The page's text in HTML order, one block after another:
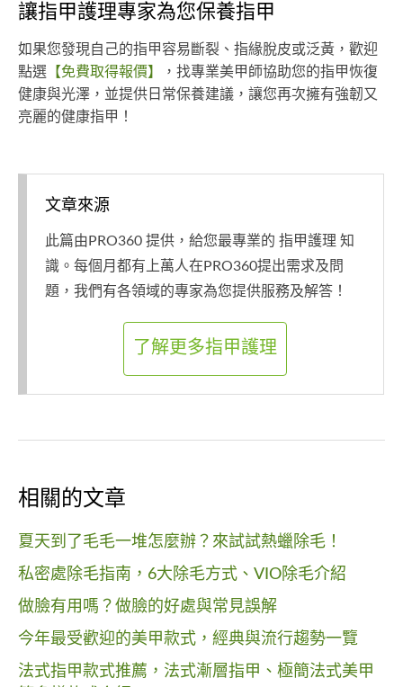
讓指甲護理專家為您保養指甲
如果您發現自己的指甲容易斷裂、指緣脫皮或泛黃，歡迎
點選 【免費取得報價】
，找專業美甲師協助您的指甲恢復
健康與光澤，並提供日常保養建議，讓您再次擁有強韌又
亮麗的健康指甲！
文章來源
此篇由PRO360 提供，給您最專業的 指甲護理 知
識。每個月都有上萬人在PRO360提出需求及問
題，我們有各領域的專家為您提供服務及解答！
了解更多指甲護理
相關的文章
夏天到了毛毛一堆怎麼辦？來試試熱蠟除毛！
私密處除毛指南，6大除毛方式、VIO除毛介紹
做臉有用嗎？做臉的好處與常見誤解
今年最受歡迎的美甲款式，經典與流行趨勢一覽
法式指甲款式推薦，法式漸層指甲、極簡法式美甲